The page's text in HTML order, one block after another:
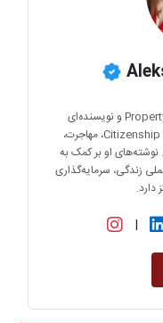
آلکساندرا جیهانوغلو مشاور ارشد در Property Turkey و نویسنده‌ای
منظم در موضوعاتی از جمله Citizenship by Investment، مهاجرت،
او بر کمک به
زندگی، سرمایه‌گذاری
دارد.
|